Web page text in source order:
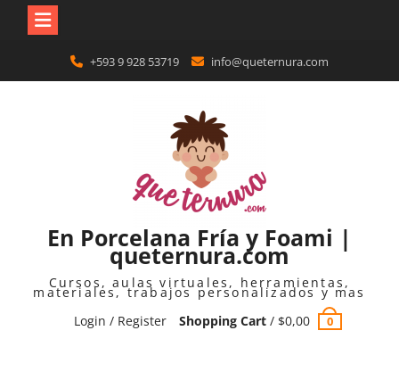
content
+593 9 928 53719 info@queternura.com
En Porcelana Fría y Foami |
queternura.com
Cursos, aulas virtuales, herramientas,
materiales, trabajos personalizados y mas
Login / Register
Shopping Cart/ $0,00 0